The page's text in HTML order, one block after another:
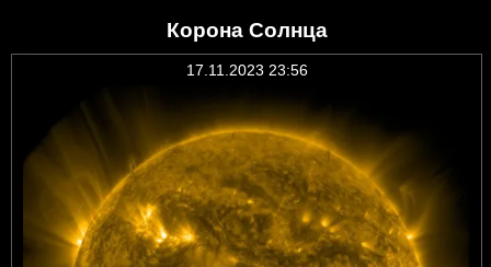
Корона Солнца
17.11.2023 23:56